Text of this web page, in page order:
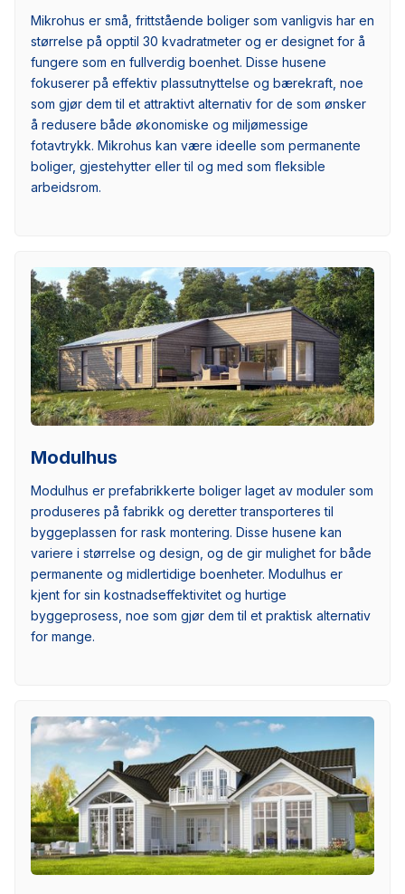
Mikrohus er små, frittstående boliger som vanligvis har en
størrelse på opptil 30 kvadratmeter og er designet for å
fungere som en fullverdig boenhet. Disse husene
fokuserer på effektiv plassutnyttelse og bærekraft, noe
som gjør dem til et attraktivt alternativ for de som ønsker
å redusere både økonomiske og miljømessige
fotavtrykk. Mikrohus kan være ideelle som permanente
boliger, gjestehytter eller til og med som fleksible
arbeidsrom.
Modulhus
Modulhus er prefabrikkerte boliger laget av moduler som
produseres på fabrikk og deretter transporteres til
byggeplassen for rask montering. Disse husene kan
variere i størrelse og design, og de gir mulighet for både
permanente og midlertidige boenheter. Modulhus er
kjent for sin kostnadseffektivitet og hurtige
byggeprosess, noe som gjør dem til et praktisk alternativ
for mange.